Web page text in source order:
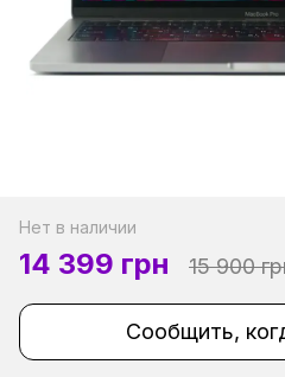
Нет в наличии
14 399 грн 15 900
Сообщить,